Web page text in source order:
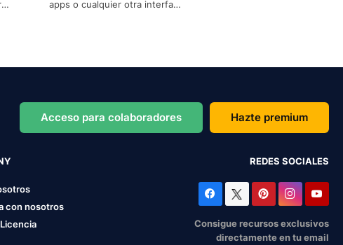
apps o cualquier otra interfaz
Acceso para colaboradores Hazte premium
con nosotros
REDES SOCIALES
Consigue recursos exclusivos
directamente en tu email